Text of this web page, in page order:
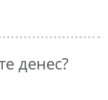
денес?